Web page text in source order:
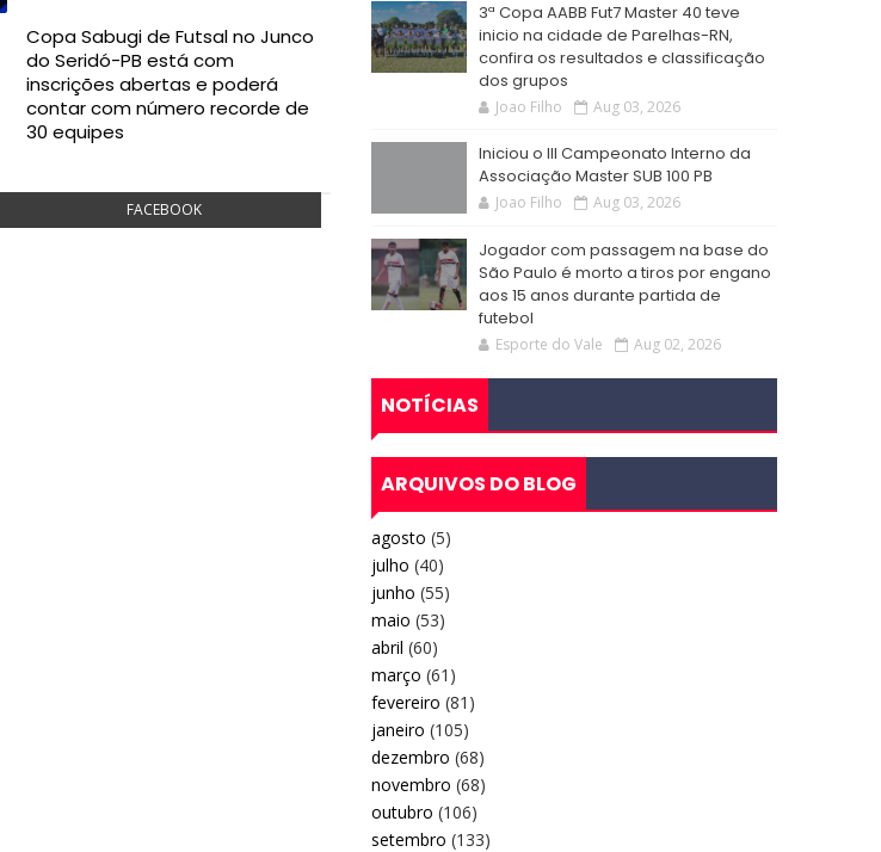
Copa Sabugi de Futsal no Junco
do Seridó-PB está com
inscrições abertas e poderá
contar com número recorde de
30 equipes
FACEBOOK
3ª Copa AABB Fut7 Master 40 teve
inicio na cidade de Parelhas-RN,
confira os resultados e classificação
dos grupos
Joao Filho Aug 03, 2026
Iniciou o III Campeonato Interno da
Associação Master SUB 100 PB
Joao Filho Aug 03, 2026
Jogador com passagem na base do
São Paulo é morto a tiros por engano
aos 15 anos durante partida de
futebol
Esporte do Vale Aug 02, 2026
NOTÍCIAS
ARQUIVOS DO BLOG
agosto (5)
julho (40)
junho (55)
maio (53)
abril (60)
março (61)
fevereiro (81)
janeiro (105)
dezembro (68)
novembro (68)
outubro (106)
setembro (133)